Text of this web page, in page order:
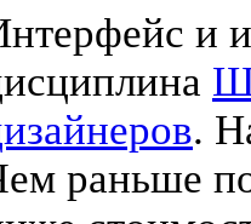
и
.
раньше